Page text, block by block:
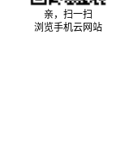
亲，扫一扫
浏览手机云网站